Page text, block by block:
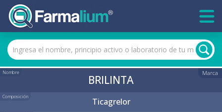
Nombre Marca
BRILINTA
Composición Ticagrelor